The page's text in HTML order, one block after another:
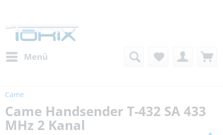
Menü
Came
Came Handsender T-432 SA 433
MHz 2 Kanal